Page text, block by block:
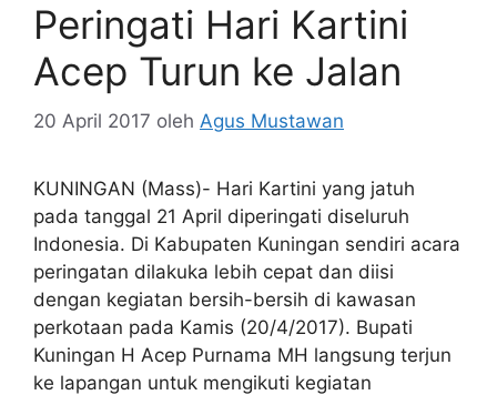
Peringati Hari Kartini
Acep Turun ke Jalan
20 April 2017 oleh Agus Mustawan
KUNINGAN (Mass)- Hari Kartini yang jatuh
pada tanggal 21 April diperingati diseluruh
Indonesia. Di Kabupaten Kuningan sendiri acara
peringatan dilakuka lebih cepat dan diisi
dengan kegiatan bersih-bersih di kawasan
perkotaan pada Kamis (20/4/2017). Bupati
Kuningan H Acep Purnama MH langsung terjun
ke lapangan untuk mengikuti kegiatan